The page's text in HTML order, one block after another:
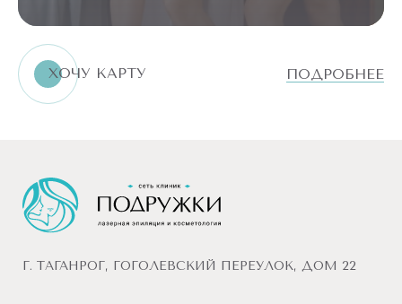
Саратов
Ставрополь
Стерлитамак
ХОЧУ КАРТУ ПОДРОБНЕЕ
Г. ТАГАНРОГ, ГОГОЛЕВСКИЙ ПЕРЕУЛОК, ДОМ 22